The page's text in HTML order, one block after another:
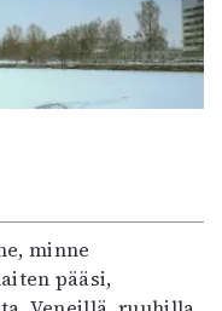
minne
pääsi,